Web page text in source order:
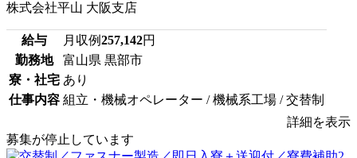
株式会社平山 大阪支店
給与 月収例257,142円
勤務地
富山県 黒部市
寮・社宅 あり
仕事内容 組立・機械オペレーター / 機械系工場 / 交替制
詳細を表示
募集が停止しています